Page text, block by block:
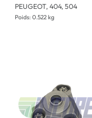
PEUGEOT, 404, 504
Poids: 0.522 kg